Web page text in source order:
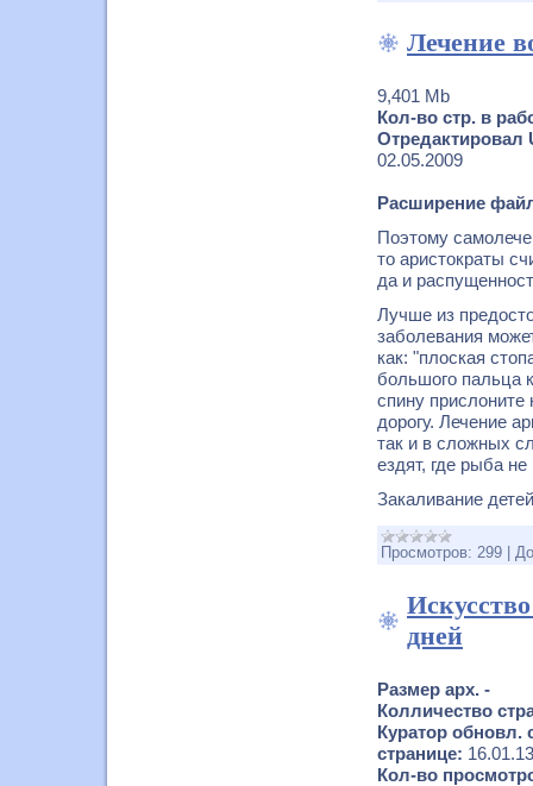
Лечение
9,401 Mb
Кол-во стр. в
Отредактировал
02.05.2009
Расширение
Поэтому
то аристократы
да и
Лучше из
заболевания
как: "плоская
большого пальца
спину прислоните
дорогу. Лечение
так и в сложных
ездят, где рыба не
Закаливание
Просмотров: 299
дней
Размер арх. -
Колличество
Куратор обновл.
странице: 16.01.13
Кол-во